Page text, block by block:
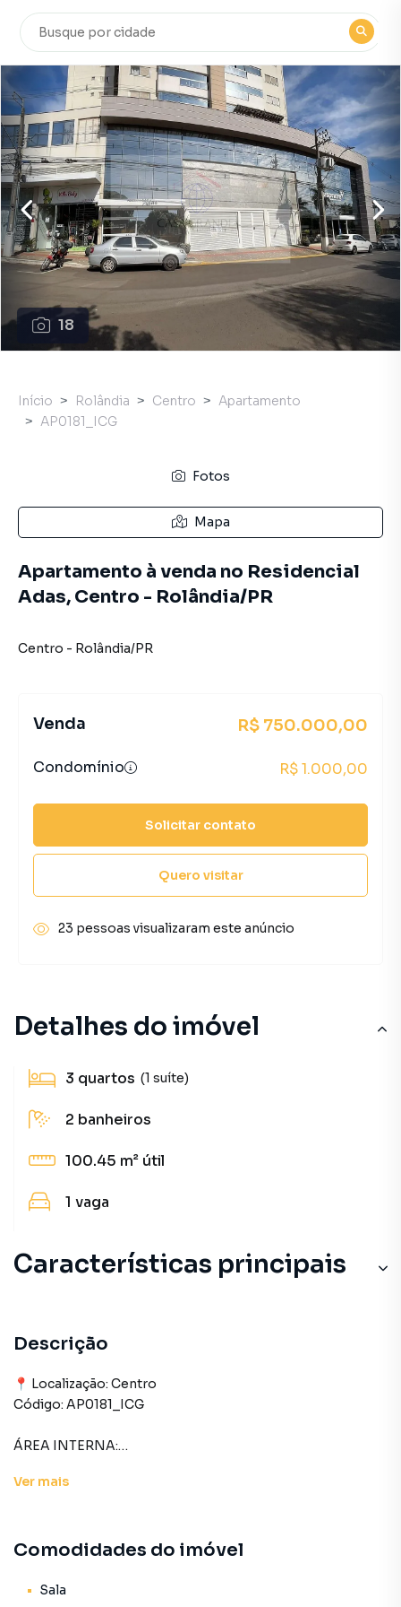
18
Detalhes do imóvel
3 quartos (1 suíte)
2 banheiros
100.45 m² útil
1 vaga
Características principais
Descrição
📍 Localização: Centro
Código: AP0181_ICG
ÁREA INTERNA:
– Sala de estar
– Banheiro
Ver mais
Comodidades do imóvel
Sala
Início Rolândia Centro
Apartamento
AP0181_ICG
Fotos
Mapa
Apartamento à venda no Residencial
Adas, Centro - Rolândia/PR
Centro - Rolândia/PR
Venda R$ 750.000,00
Condomínio R$ 1.000,00
Solicitar contato
Quero visitar
23 pessoas visualizaram este anúncio